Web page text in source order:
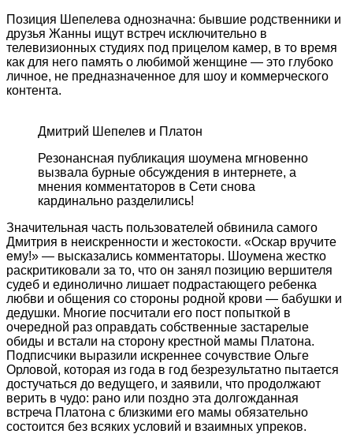
Позиция Шепелева однозначна: бывшие родственники и
друзья Жанны ищут встреч исключительно в
телевизионных студиях под прицелом камер, в то время
как для него память о любимой женщине — это глубоко
личное, не предназначенное для шоу и коммерческого
контента.
Дмитрий Шепелев и Платон
Резонансная публикация шоумена мгновенно
вызвала бурные обсуждения в интернете, а
мнения комментаторов в Сети снова
кардинально разделились!
Значительная часть пользователей обвинила самого
Дмитрия в неискренности и жестокости. «Оскар вручите
ему!» — высказались комментаторы. Шоумена жестко
раскритиковали за то, что он занял позицию вершителя
судеб и единолично лишает подрастающего ребенка
любви и общения со стороны родной крови — бабушки и
дедушки. Многие посчитали его пост попыткой в
очередной раз оправдать собственные застарелые
обиды и встали на сторону крестной мамы Платона.
Подписчики выразили искреннее сочувствие Ольге
Орловой, которая из года в год безрезультатно пытается
достучаться до ведущего, и заявили, что продолжают
верить в чудо: рано или поздно эта долгожданная
встреча Платона с близкими его мамы обязательно
состоится без всяких условий и взаимных упреков.